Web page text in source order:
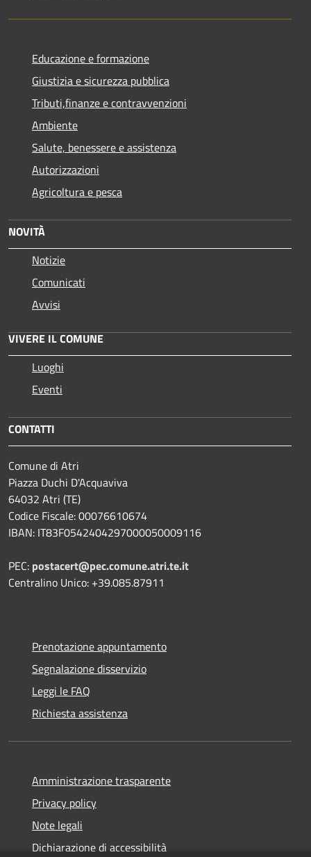
Educazione e formazione
Giustizia e sicurezza pubblica
Tributi,finanze e contravvenzioni
Ambiente
Salute, benessere e assistenza
Autorizzazioni
Agricoltura e pesca
NOVITÀ
Notizie
Comunicati
Avvisi
VIVERE IL COMUNE
Luoghi
Eventi
CONTATTI
Comune di Atri
Piazza Duchi D'Acquaviva
64032 Atri (TE)
Codice Fiscale: 00076610674
IBAN: IT83F0542404297000050009116
PEC: postacert@pec.comune.atri.te.it
Centralino Unico: +39.085.87911
Prenotazione appuntamento
Segnalazione disservizio
Leggi le FAQ
Richiesta assistenza
Amministrazione trasparente
Privacy policy
Note legali
Dichiarazione di accessibilità